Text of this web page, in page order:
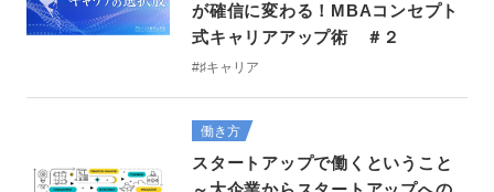
が確信に変わる！MBAコンセプト
式キャリアアップ術 ＃２
#♯キャリア
働き方
スタートアップで働くということ